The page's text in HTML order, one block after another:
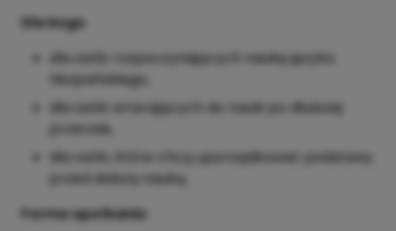
Dla kogo
dla osób rozpoczynających naukę języka
hiszpańskiego,
dla osób wracających do nauki po dłuższej
przerwie,
dla osób, które chcą uporządkować podstawy
przed dalszą nauką.
Forma spotkania